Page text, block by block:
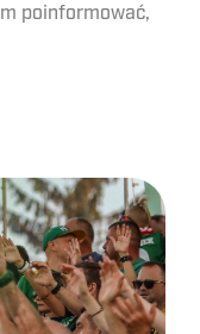
poinformować,